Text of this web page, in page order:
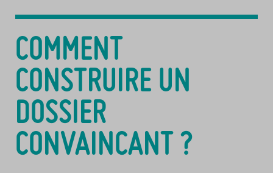
COMMENT
CONSTRUIRE UN
DOSSIER
CONVAINCANT ?